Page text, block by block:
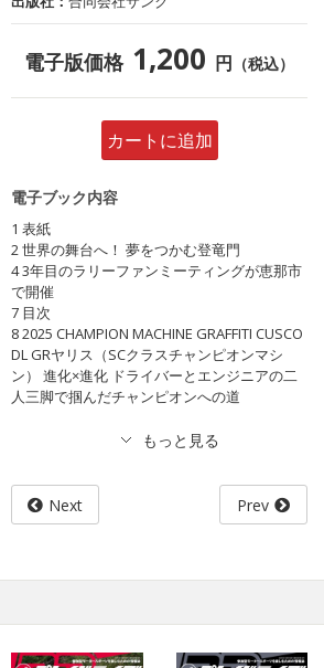
電子版価格 1,200 円 （税込）
カートに追加
電子ブック内容
1 表紙
2 世界の舞台へ！ 夢をつかむ登竜門
4 3年目のラリーファンミーティングが恵那市
で開催
7 目次
8 2025 CHAMPION MACHINE GRAFFITI CUSCO
DL GRヤリス（SCクラスチャンピオンマシ
ン） 進化×進化 ドライバーとエンジニアの二
人三脚で掴んだチャンピオンへの道
Next Prev